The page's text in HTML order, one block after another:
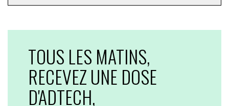
TOUS LES MATINS,
RECEVEZ UNE DOSE
D'ADTECH,